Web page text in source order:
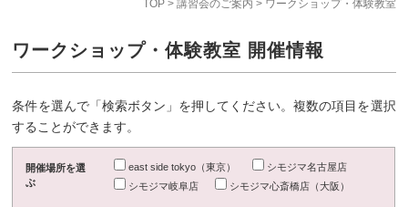
TOP> 講習会のご案内 > ワークショップ・体験教室
ワークショップ・体験教室 開催情報
条件を選んで「検索ボタン」を押してください。複数の項目を選択
することができます。
開催場所を選
ぶ
east side tokyo（東京）
シモジマ名古屋店
シモジマ岐阜店
シモジマ心斎橋店（大阪）